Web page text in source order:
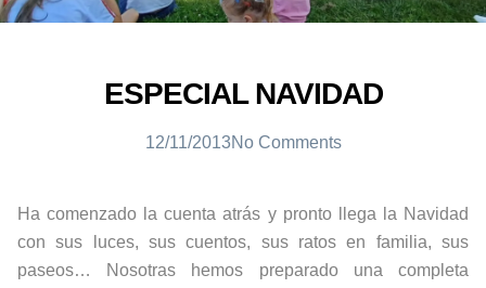
ESPECIAL NAVIDAD
12/11/2013No Comments
Ha comenzado la cuenta atrás y pronto llega la Navidad
con sus luces, sus cuentos, sus ratos en familia, sus
paseos… Nosotras hemos preparado una completa